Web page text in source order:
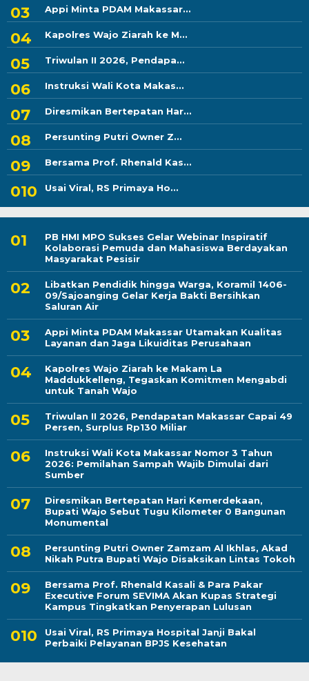
Appi Minta PDAM Makassar...
Kapolres Wajo Ziarah ke M...
Triwulan II 2026, Pendapa...
Instruksi Wali Kota Makas...
Diresmikan Bertepatan Har...
Persunting Putri Owner Z...
Bersama Prof. Rhenald Kas...
Usai Viral, RS Primaya Ho...
PB HMI MPO Sukses Gelar Webinar Inspiratif
Kolaborasi Pemuda dan Mahasiswa Berdayakan
Masyarakat Pesisir
Libatkan Pendidik hingga Warga, Koramil 1406-
09/Sajoanging Gelar Kerja Bakti Bersihkan
Saluran Air
Appi Minta PDAM Makassar Utamakan Kualitas
Layanan dan Jaga Likuiditas Perusahaan
Kapolres Wajo Ziarah ke Makam La
Maddukkelleng, Tegaskan Komitmen Mengabdi
untuk Tanah Wajo
Triwulan II 2026, Pendapatan Makassar Capai 49
Persen, Surplus Rp130 Miliar
Instruksi Wali Kota Makassar Nomor 3 Tahun
2026: Pemilahan Sampah Wajib Dimulai dari
Sumber
Diresmikan Bertepatan Hari Kemerdekaan,
Bupati Wajo Sebut Tugu Kilometer 0 Bangunan
Monumental
Persunting Putri Owner Zamzam Al Ikhlas, Akad
Nikah Putra Bupati Wajo Disaksikan Lintas Tokoh
Bersama Prof. Rhenald Kasali & Para Pakar
Executive Forum SEVIMA Akan Kupas Strategi
Kampus Tingkatkan Penyerapan Lulusan
Usai Viral, RS Primaya Hospital Janji Bakal
Perbaiki Pelayanan BPJS Kesehatan